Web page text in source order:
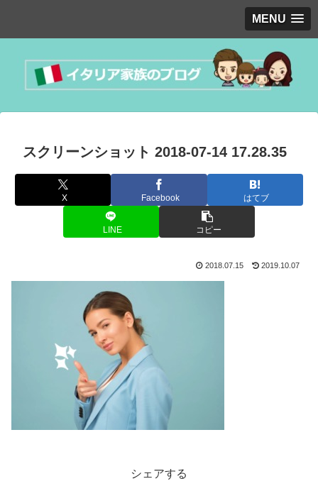
MENU
スクリーンショット 2018-07-14 17.28.35
X Facebook はてブ
LINE コピー
2018.07.15 2019.10.07
シェアする